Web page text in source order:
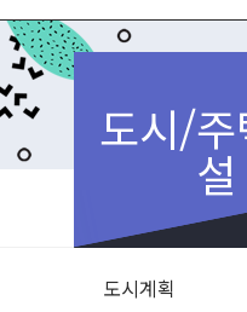
도시/
설
도시계획